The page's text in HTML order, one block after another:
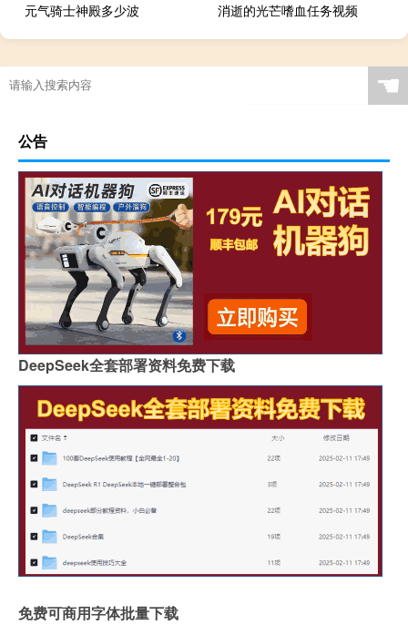
元气骑士神殿多少波
消逝的光芒嗜血任务视频
☚
公告
DeepSeek全套部署资料免费下载
免费可商用字体批量下载